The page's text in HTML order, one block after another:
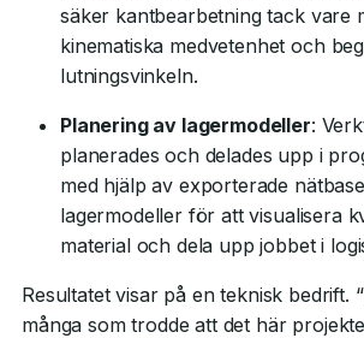
säker kantbearbetning tack vare
kinematiska medvetenhet och
lutningsvinkeln.
Planering av lagermodeller:
planerades och delades upp i
med hjälp av exporterade
lagermodeller för att visualisera
material och dela upp jobbet i
Resultatet visar på en teknisk bedrift.
många som trodde att det här